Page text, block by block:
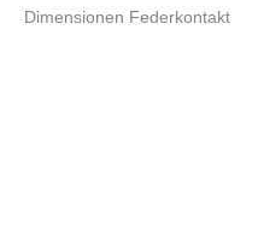
Dimensionen Federkontakt